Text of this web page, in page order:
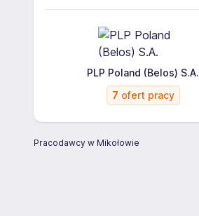
PLP Poland (Belos) S.A.
7 ofert pracy
Pracodawcy w Mikołowie